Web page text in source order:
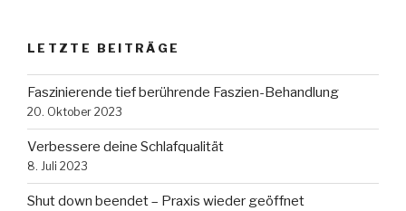
LETZTE BEITRÄGE
Faszinierende tief berührende Faszien-Behandlung
20. Oktober 2023
Verbessere deine Schlafqualität
8. Juli 2023
Shut down beendet – Praxis wieder geöffnet